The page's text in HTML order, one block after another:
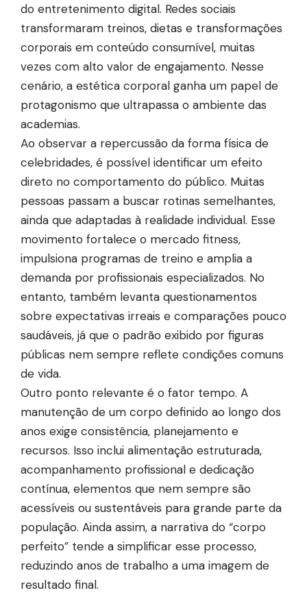
do entretenimento digital. Redes sociais
transformaram treinos, dietas e transformações
corporais em conteúdo consumível, muitas
vezes com alto valor de engajamento. Nesse
cenário, a estética corporal ganha um papel de
protagonismo que ultrapassa o ambiente das
academias.
Ao observar a repercussão da forma física de
celebridades, é possível identificar um efeito
direto no comportamento do público. Muitas
pessoas passam a buscar rotinas semelhantes,
ainda que adaptadas à realidade individual. Esse
movimento fortalece o mercado fitness,
impulsiona programas de treino e amplia a
demanda por profissionais especializados. No
entanto, também levanta questionamentos
sobre expectativas irreais e comparações pouco
saudáveis, já que o padrão exibido por figuras
públicas nem sempre reflete condições comuns
de vida.
Outro ponto relevante é o fator tempo. A
manutenção de um corpo definido ao longo dos
anos exige consistência, planejamento e
recursos. Isso inclui alimentação estruturada,
acompanhamento profissional e dedicação
contínua, elementos que nem sempre são
acessíveis ou sustentáveis para grande parte da
população. Ainda assim, a narrativa do “corpo
perfeito” tende a simplificar esse processo,
reduzindo anos de trabalho a uma imagem de
resultado final.